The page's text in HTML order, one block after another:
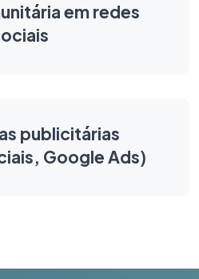
em redes
publicitárias
Google Ads)